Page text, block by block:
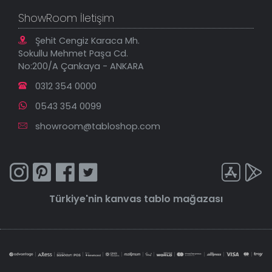
ShowRoom İletişim
Şehit Cengiz Karaca Mh.
Sokullu Mehmet Paşa Cd.
No:200/A Çankaya - ANKARA
0312 354 0000
0543 354 0099
showroom@tabloshop.com
Türkiye'nin kanvas tablo mağazası